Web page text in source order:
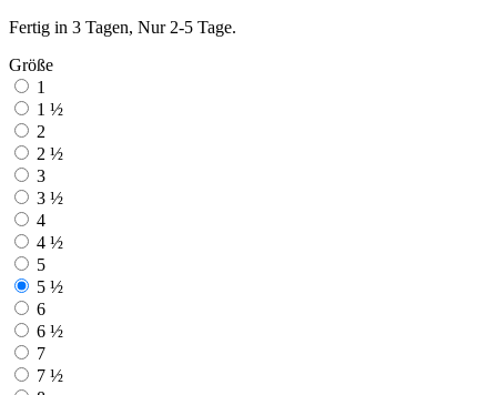
Fertig in 3 Tagen, Nur 2-5 Tage.
Größe
1
1 ½
2
2 ½
3
3 ½
4
4 ½
5
5 ½
6
6 ½
7
7 ½